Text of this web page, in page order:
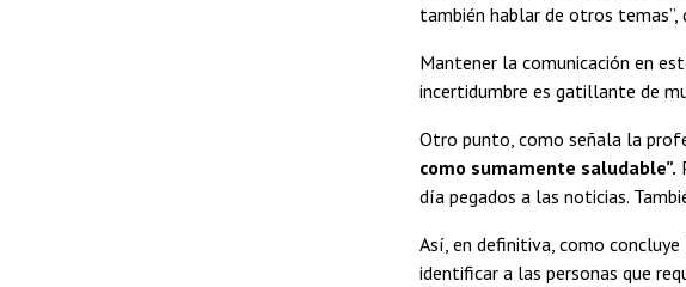
también hablar de otros temas”,
Mantener la comunicación en
incertidumbre es gatillante de
Otro punto, como señala la
como sumamente saludable”.
día pegados a las noticias.
Así, en definitiva, como
identificar a las personas que